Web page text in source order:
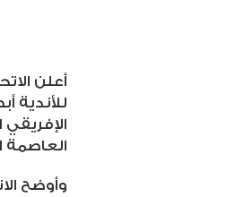
أعلن
للأندية
الإفريقي
العاصمة